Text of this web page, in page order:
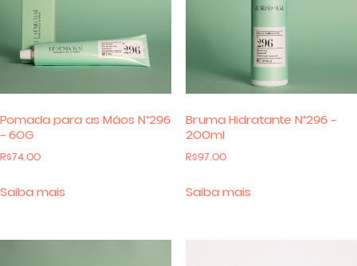
Pomada para as Mãos N°296
– 60G
R$74.00
Saiba mais
Bruma Hidratante N°296 –
200ml
R$97.00
Saiba mais